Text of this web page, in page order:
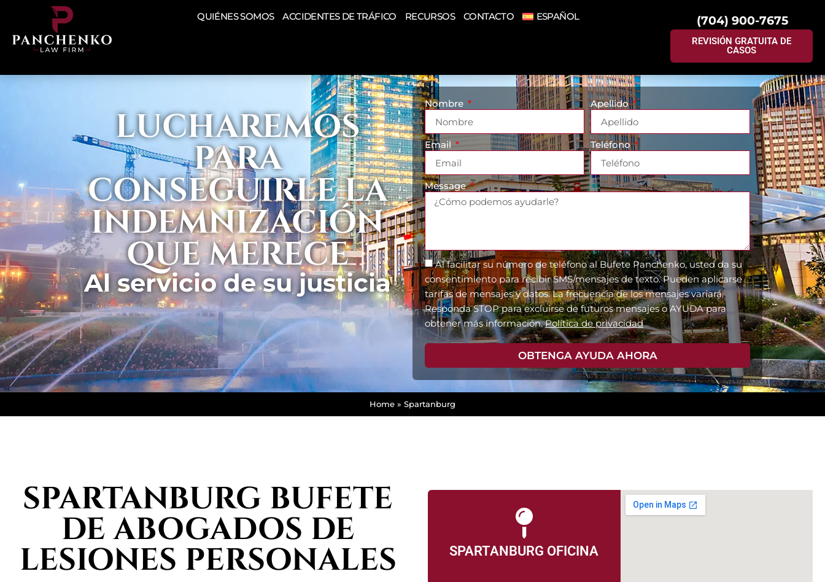
QUIÉNES SOMOS ACCIDENTES DE TRÁFICO RECURSOS CONTACTO ESPAÑOL (704) 900-7675
REVISIÓN GRATUITA DE
CASOS
LUCHAREMOS
PARA
CONSEGUIRLE LA
INDEMNIZACIÓN
QUE MERECE
Al servicio de su justicia
Nombre Apellido
Email Teléfono
Message
Al facilitar su número de teléfono al Bufete Panchenko, usted da su
consentimiento para recibir SMS/mensajes de texto. Pueden aplicarse
tarifas de mensajes y datos. La frecuencia de los mensajes variará.
Responda STOP para excluirse de futuros mensajes o AYUDA para
obtener más información.Política de privacidad
OBTENGA AYUDA AHORA
Home » Spartanburg
SPARTANBURG BUFETE
DE ABOGADOS DE
LESIONES PERSONALES SPARTANBURG OFICINA